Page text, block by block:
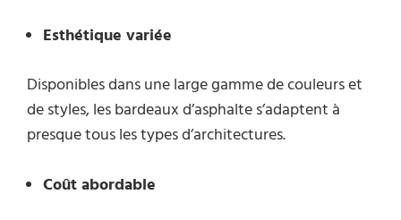
Esthétique variée
Disponibles dans une large gamme de couleurs et
de styles, les bardeaux d’asphalte s’adaptent à
presque tous les types d’architectures.
Coût abordable